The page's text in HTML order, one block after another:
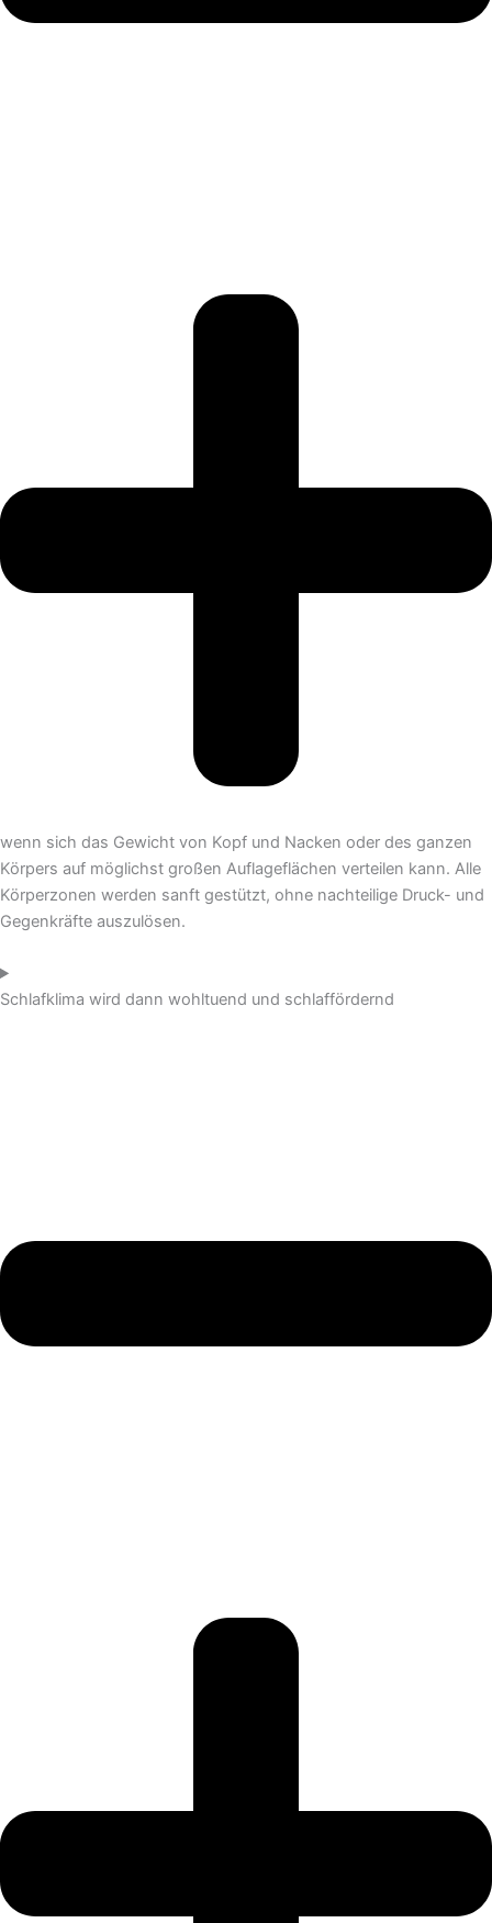
wenn sich das Gewicht von Kopf und Nacken oder des ganzen
Körpers auf möglichst großen Auflageflächen verteilen kann. Alle
Körperzonen werden sanft gestützt, ohne nachteilige Druck- und
Gegenkräfte auszulösen.
Schlafklima wird dann wohltuend und schlaffördernd